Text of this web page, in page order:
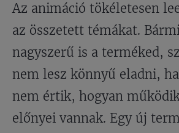
Az animáció tökéletesen
az összetett témákat.
nagyszerű is a terméked,
nem lesz könnyű eladni,
nem értik, hogyan
előnyei vannak. Egy új